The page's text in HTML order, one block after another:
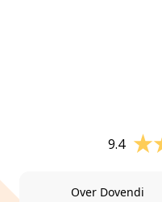
9.4
Over Dovendi